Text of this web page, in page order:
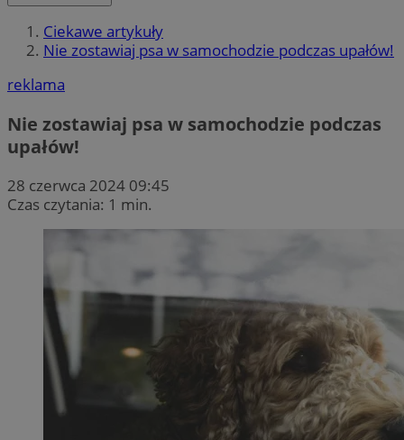
Ciekawe artykuły
Nie zostawiaj psa w samochodzie podczas upałów!
reklama
Nie zostawiaj psa w samochodzie podczas
upałów!
28 czerwca 2024 09:45
Czas czytania: 1 min.